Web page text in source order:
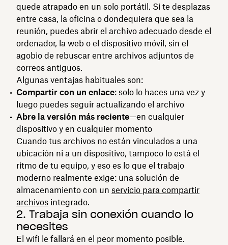
quede atrapado en un solo portátil. Si te desplazas
entre casa, la oficina o dondequiera que sea la
reunión, puedes abrir el archivo adecuado desde el
ordenador, la web o el dispositivo móvil, sin el
agobio de rebuscar entre archivos adjuntos de
correos antiguos.
Algunas ventajas habituales son:
Compartir con un enlace: solo lo haces una vez y
luego puedes seguir actualizando el archivo
Abre la versión más reciente—en cualquier
dispositivo y en cualquier momento
Cuando tus archivos no están vinculados a una
ubicación ni a un dispositivo, tampoco lo está el
ritmo de tu equipo, y eso es lo que el trabajo
moderno realmente exige: una solución de
almacenamiento con un servicio para compartir
archivos integrado.
2. Trabaja sin conexión cuando lo
necesites
El wifi le fallará en el peor momento posible.